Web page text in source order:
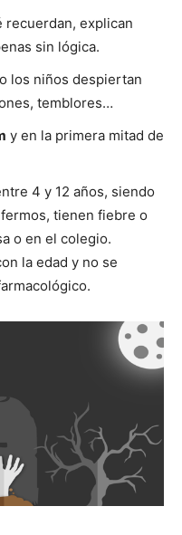
recuerdan, explican
sin lógica.
los niños despiertan
temblores…
y en la primera mitad de
4 y 12 años, siendo
tienen fiebre o
o en el colegio.
la edad y no se